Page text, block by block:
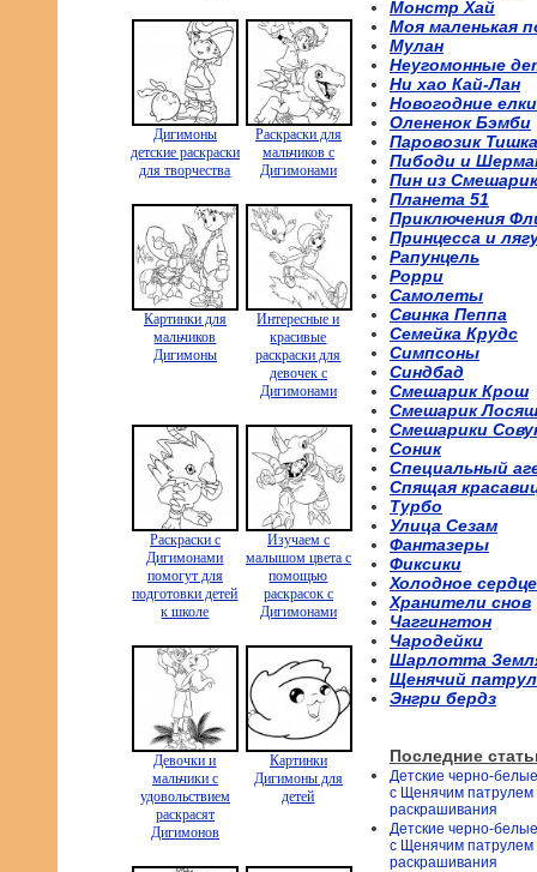
Дигимоны
детские раскраски
для творчества
Раскраски для
мальчиков с
Дигимонами
Картинки для
мальчиков
Дигимоны
Интересные и
красивые
раскраски для
девочек с
Дигимонами
Раскраски с
Дигимонами
помогут для
подготовки детей
к школе
Изучаем с
малышом цвета с
помощью
раскрасок с
Дигимонами
Девочки и
мальчики с
удовольствием
раскрасят
Дигимонов
Картинки
Дигимоны для
детей
Монстр Хай
Моя маленькая
Мулан
Неугомонные
Ни хао Кай-Лан
Новогодние елки
Олененок Бэмби
Паровозик Тишка
Пибоди и
Пин из
Планета 51
Приключения
Принцесса и
Рапунцель
Рорри
Самолеты
Свинка Пеппа
Семейка Крудс
Симпсоны
Синдбад
Смешарик Крош
Смешарик Лосяш
Смешарики
Соник
Специальный
Спящая
Турбо
Улица Сезам
Фантазеры
Фиксики
Холодное сердце
Хранители снов
Чаггингтон
Чародейки
Шарлотта
Щенячий
Энгри бердз
Последние
Детские черно-
с Щенячим патрулем
раскрашивания
Детские черно-
с Щенячим патрулем
раскрашивания